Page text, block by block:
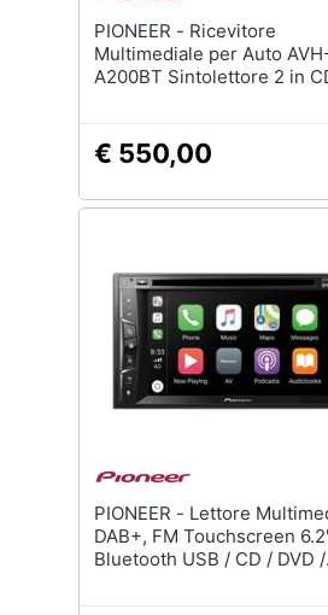
PIONEER - Ricevitore
Multimediale per Auto
A200BT Sintolettore 2 in
€ 550,00
PIONEER - Lettore Multimediale
DAB+, FM Touchscreen
Bluetooth USB / CD / DVD /